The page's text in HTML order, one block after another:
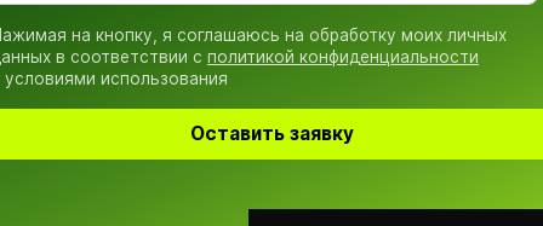
на кнопку, я соглашаюсь на обработку моих личных
в соответствии с политикой конфиденциальности
условиями использования
Оставить заявку